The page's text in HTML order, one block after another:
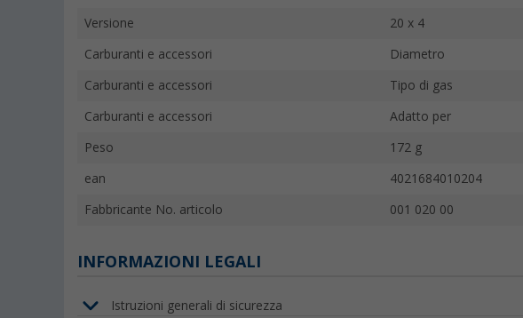
Versione 20 x 4
Carburanti e accessori Diametro
Carburanti e accessori Tipo di gas
Carburanti e accessori Adatto per
Peso 172 g
ean 4021684010204
Fabbricante No. articolo 001 020 00
INFORMAZIONI LEGALI
Istruzioni generali di sicurezza